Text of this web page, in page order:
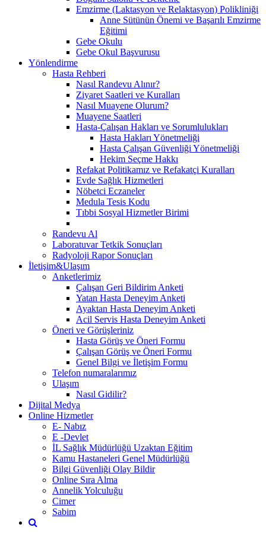
Emzirme (Laktasyon ve Relaktasyon) Polikliniği
Anne Sütünün Önemi ve Başarılı Emzirme
Eğitimi
Gebe Okulu
Gebe Okul Başvurusu
Yönlendirme
Hasta Rehberi
Nasıl Randevu Alınır?
Ziyaret Saatleri ve Kuralları
Nasıl Muayene Olurum?
Muayene Saatleri
Hasta-Çalışan Hakları ve Sorumlulukları
Hasta Hakları Yönetmeliği
Hasta Çalışan Güvenliği Yönetmeliği
Hekim Seçme Hakkı
Refakat Politikamız ve Refakatçi Kuralları
Evde Sağlık Hizmetleri
Nöbetci Eczaneler
Medula Tesis Kodu
Tıbbi Sosyal Hizmetler Birimi
Randevu Al
Laboratuvar Tetkik Sonuçları
Radyoloji Rapor Sonuçları
İletişim&Ulaşım
Anketlerimiz
Çalışan Geri Bildirim Anketi
Yatan Hasta Deneyim Anketi
Ayaktan Hasta Deneyim Anketi
Acil Servis Hasta Deneyim Anketi
Öneri ve Görüşleriniz
Hasta Görüş ve Öneri Formu
Çalışan Görüş ve Öneri Formu
Genel Bilgi ve İletişim Formu
Telefon numaralarımız
Ulaşım
Nasıl Gidilir?
Dijital Medya
Online Hizmetler
E- Nabız
E -Devlet
İL Sağlık Müdürlüğü Uzaktan Eğitim
Kamu Hastaneleri Genel Müdürlüğü
Bilgi Güvenliği Olay Bildir
Online Sıra Alma
Annelik Yolculuğu
Cimer
Sabim